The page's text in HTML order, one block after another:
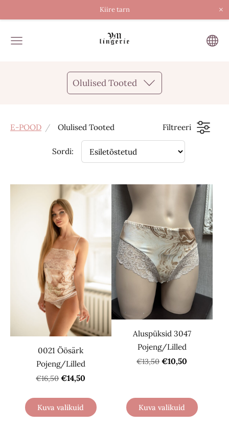
Kiire tarn ×
Olulised Tooted
E-POOD Olulised Tooted Filtreeri
Sordi:
0021 Öösärk
Pojeng/Lilled
€16,50 €14,50
Kuva valikuid
Aluspüksid 3047
Pojeng/Lilled
€13,50 €10,50
Kuva valikuid